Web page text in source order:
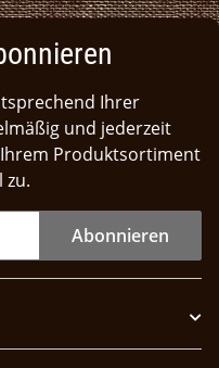
Ihrer
und jederzeit
Produktsortiment
zu.
Abonnieren